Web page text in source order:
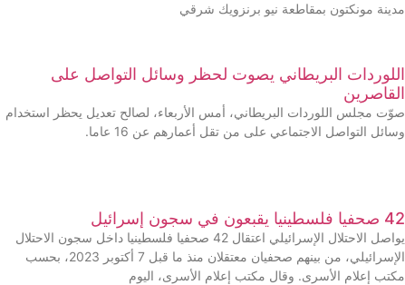
مدينة مونكتون بمقاطعة نيو برنزويك شرقي
اللوردات البريطاني يصوت لحظر وسائل التواصل على
القاصرين
صوّت مجلس اللوردات البريطاني، أمس الأربعاء، لصالح تعديل يحظر استخدام
وسائل التواصل الاجتماعي على من تقل أعمارهم عن 16 عاما.
42 صحفيا فلسطينيا يقبعون في سجون إسرائيل
يواصل الاحتلال الإسرائيلي اعتقال 42 صحفيا فلسطينيا داخل سجون الاحتلال
الإسرائيلي، من بينهم صحفيان معتقلان منذ ما قبل 7 أكتوبر 2023، بحسب
مكتب إعلام الأسرى. وقال مكتب إعلام الأسرى، اليوم